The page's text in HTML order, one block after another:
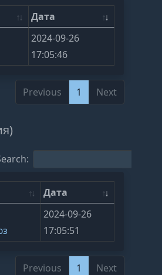
Дата
2024-09-26
17:05:46
Previous 1 Next
Дата
2024-09-26
17:05:51
Previous 1 Next